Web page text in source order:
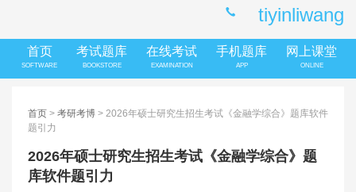
tiyinliwang
首页
SOFTWARE
考试题库
BOOKSTORE
在线考试
EXAMINATION
手机题库
APP
网上课堂
ONLINE
首页 > 考研考博 > 2026年硕士研究生招生考试《金融学综合》题库软件
题引力
2026年硕士研究生招生考试《金融学综合》题
库软件题引力